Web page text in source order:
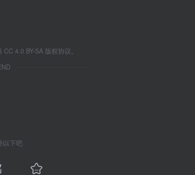
4.0 BY-SA 版权协议。
以下吧